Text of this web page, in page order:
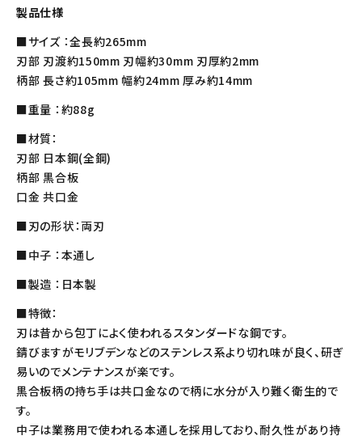
製品仕様
■サイズ ：全長約265mm
刃部 刃渡約150mm 刃幅約30mm 刃厚約2mm
柄部 長さ約105mm 幅約24mm 厚み約14mm
■重量 ：約88g
■材質：
刃部 日本鋼(全鋼)
柄部 黒合板
口金 共口金
■刃の形状：両刃
■中子 ：本通し
■製造 ：日本製
■特徴：
刃は昔から包丁によく使われるスタンダードな鋼です。
錆びますがモリブデンなどのステンレス系より切れ味が良く、研ぎ
易いのでメンテナンスが楽です。
黒合板柄の持ち手は共口金なので柄に水分が入り難く衛生的で
す。
中子は業務用で使われる本通しを採用しており、耐久性があり持